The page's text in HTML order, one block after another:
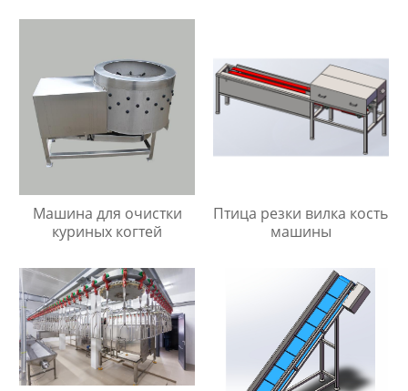
Машина для очистки
куриных когтей
Птица резки вилка кость
машины